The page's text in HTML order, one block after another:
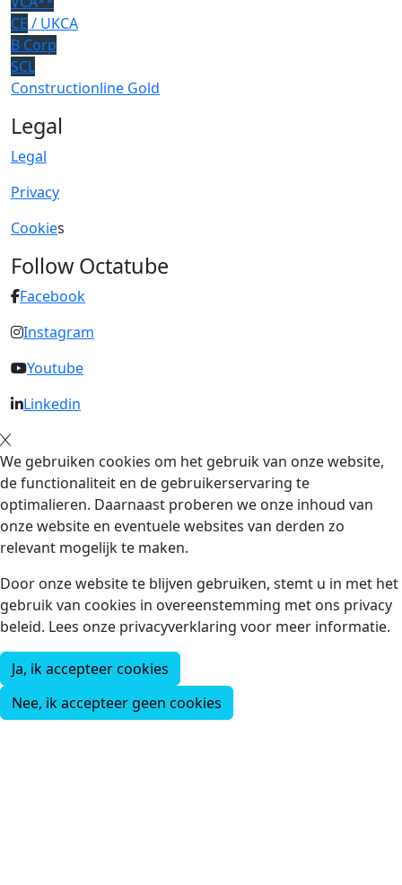
CE / UKCA
B Corp
SCL
Constructionline Gold
Legal
Legal
Privacy
Cookies
Follow Octatube
Facebook
Instagram
Youtube
Linkedin
We gebruiken cookies om het gebruik van onze website,
de functionaliteit en de gebruikerservaring te
optimalieren. Daarnaast proberen we onze inhoud van
onze website en eventuele websites van derden zo
relevant mogelijk te maken.
Door onze website te blijven gebruiken, stemt u in met het
gebruik van cookies in overeenstemming met ons privacy
beleid. Lees onze privacyverklaring voor meer informatie.
Ja, ik accepteer cookies
Nee, ik accepteer geen cookies